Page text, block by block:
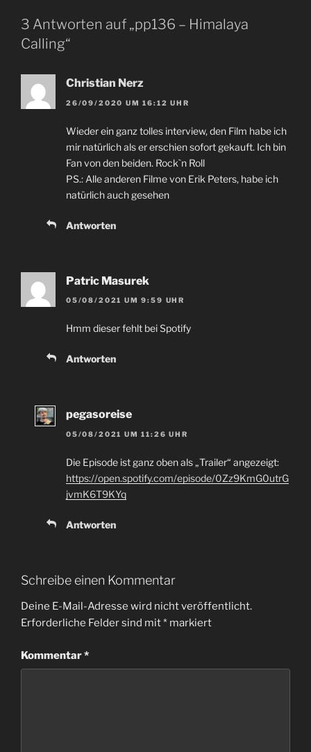
3 Antworten auf „pp136 – Himalaya
Calling“
Christian Nerz
26/09/2020 UM 16:12 UHR
Wieder ein ganz tolles interview, den Film habe ich
mir natürlich als er erschien sofort gekauft. Ich bin
Fan von den beiden. Rock`n Roll
PS.: Alle anderen Filme von Erik Peters, habe ich
natürlich auch gesehen
Antworten
Patric Masurek
05/08/2021 UM 9:59 UHR
Hmm dieser fehlt bei Spotify
Antworten
pegasoreise
05/08/2021 UM 11:26 UHR
Die Episode ist ganz oben als „Trailer“ angezeigt:
https://open.spotify.com/episode/0Zz9KmG0utrG
jvmK6T9KYq
Antworten
Schreibe einen Kommentar
Deine E-Mail-Adresse wird nicht veröffentlicht.
Erforderliche Felder sind mit* markiert
Kommentar*